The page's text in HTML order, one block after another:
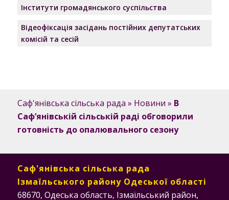
Інститути громадянського суспільства
Відеофіксація засідань постійних депутатських
комісій та сесій
Саф'янівська сільська рада » Новини » В
Саф’янівській сільській раді обговорили
готовність до опалювального сезону
Саф'янівська сільська рада
Ізмаїльського району Одеської області
68670, Одеська область, Ізмаїльський район,